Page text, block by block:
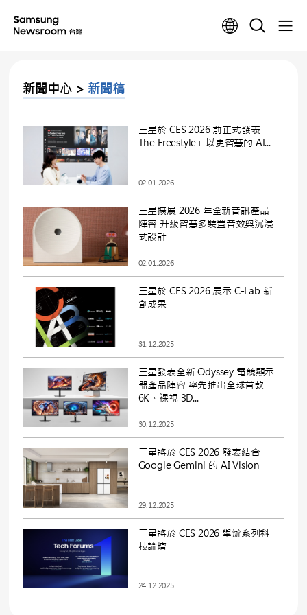
新聞中心 > 新聞稿
三星於 CES 2026 前正式發表
The Freestyle+ 以更智慧的 AI...
02.01.2026
三星擴展 2026 年全新音訊產品
陣容 升級智慧多裝置音效與沉浸
式設計
02.01.2026
三星於 CES 2026 展示 C-Lab 新
創成果
31.12.2025
三星發表全新 Odyssey 電競顯示
器產品陣容 率先推出全球首款
6K、裸視 3D...
30.12.2025
三星將於 CES 2026 發表結合
Google Gemini 的 AI Vision
29.12.2025
三星將於 CES 2026 舉辦系列科
技論壇
24.12.2025